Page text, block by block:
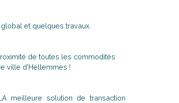
et quelques travaux.
de toutes les commodités
ville d'Hellemmes !
meilleure solution de transaction